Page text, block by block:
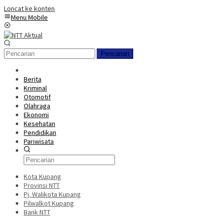
Loncat ke konten
Menu Mobile
Pencarian
Berita
Kriminal
Otomotif
Olahraga
Ekonomi
Kesehatan
Pendidikan
Pariwisata
Kota Kupang
Provinsi NTT
Pj. Walikota Kupang
Pilwalkot Kupang
Bank NTT